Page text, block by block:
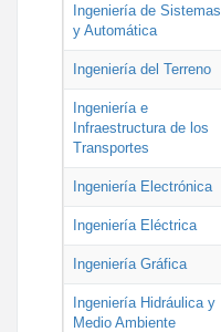
Ingeniería de Sistemas
y Automática
Ingeniería del Terreno
Ingeniería e
Infraestructura de los
Transportes
Ingeniería Electrónica
Ingeniería Eléctrica
Ingeniería Gráfica
Ingeniería Hidráulica y
Medio Ambiente